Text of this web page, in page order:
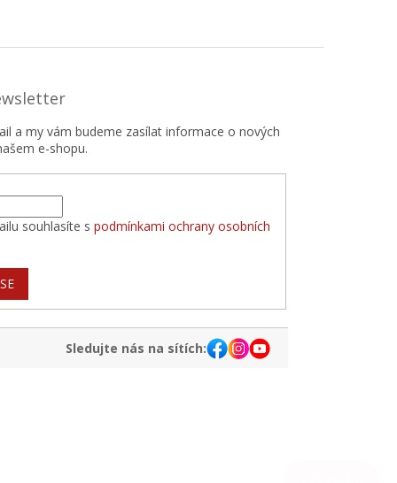
a my vám budeme zasílat informace o nových
e-shopu.
souhlasíte spodmínkami ochrany osobních
Sledujte nás na sítích: